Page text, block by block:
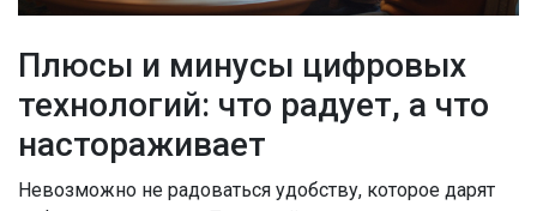
Плюсы и минусы цифровых
технологий: что радует, а что
настораживает
Невозможно не радоваться удобству, которое дарят